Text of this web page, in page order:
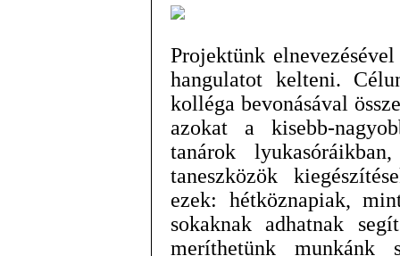
Projektünk
hangulatot kelteni.
kolléga bevonásával
azokat a kisebb-
tanárok
taneszközök
ezek: hétköznapiak,
sokaknak adhatnak
meríthetünk munkánk